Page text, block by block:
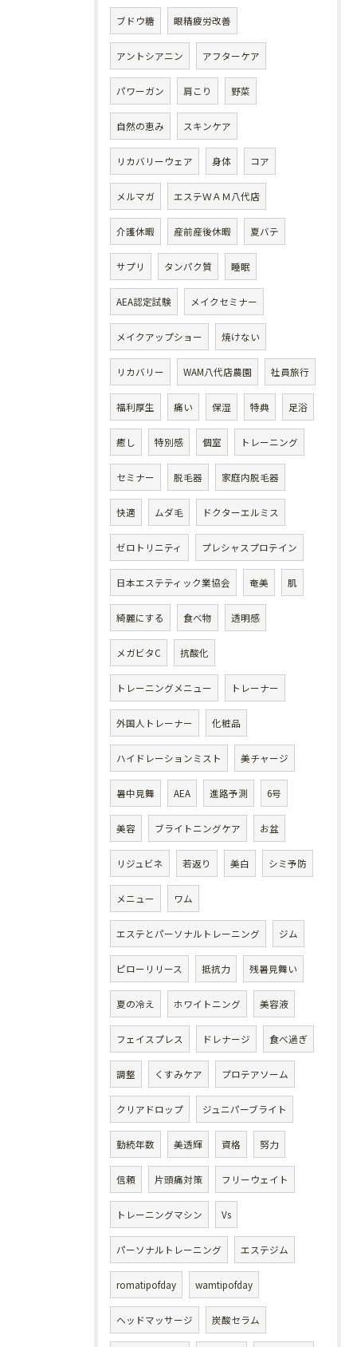
ブドウ糖 眼精疲労改善
アントシアニン アフターケア
パワーガン 肩こり 野菜
自然の恵み スキンケア
リカバリーウェア 身体 コア
メルマガ エステＷＡＭ八代店
介護休暇 産前産後休暇 夏バテ
サプリ タンパク質 睡眠
AEA認定試験 メイクセミナー
メイクアップショー 焼けない
リカバリー WAM八代店農園 社員旅行
福利厚生 痛い 保湿 特典 足浴
癒し 特別感 個室 トレーニング
セミナー 脱毛器 家庭内脱毛器
快適 ムダ毛 ドクターエルミス
ゼロトリニティ プレシャスプロテイン
日本エステティック業協会 奄美 肌
綺麗にする 食べ物 透明感
メガビタC 抗酸化
トレーニングメニュー トレーナー
外国人トレーナー 化粧品
ハイドレーションミスト 美チャージ
暑中見舞 AEA 進路予測 6号
美容 ブライトニングケア お盆
リジュビネ 若返り 美白 シミ予防
メニュー ワム
エステとパーソナルトレーニング ジム
ピローリリース 抵抗力 残暑見舞い
夏の冷え ホワイトニング 美容液
フェイスプレス ドレナージ 食べ過ぎ
調整 くすみケア プロテアソーム
クリアドロップ ジュニパーブライト
勤続年数 美透輝 資格 努力
信頼 片頭痛対策 フリーウェイト
トレーニングマシン Vs
パーソナルトレーニング エステジム
romatipofday wamtipofday
ヘッドマッサージ 炭酸セラム